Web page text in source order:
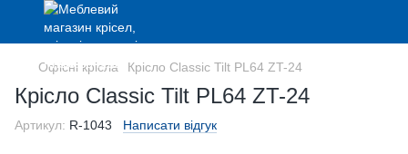
Офісні крісла Крісло Classic Tilt PL64 ZT-24
Крісло Classic Tilt PL64 ZT-24
Артикул: R-1043 Написати відгук